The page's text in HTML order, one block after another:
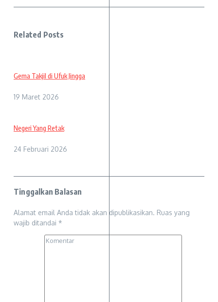
Related Posts
Gema Takjil di Ufuk Jingga
19 Maret 2026
Negeri Yang Retak
24 Februari 2026
Tinggalkan Balasan
Alamat email Anda tidak akan dipublikasikan. Ruas yang
wajib ditandai *